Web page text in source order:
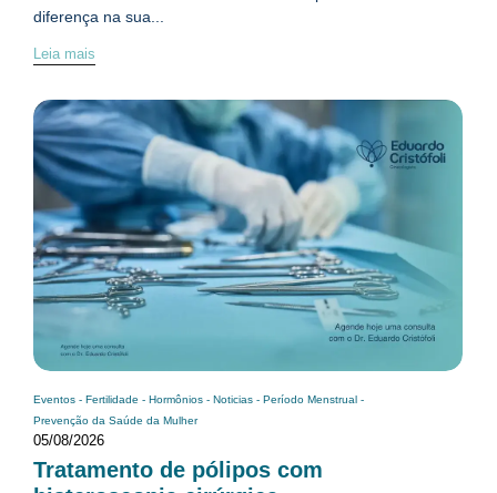
diferença na sua...
Leia mais
Eventos - Fertilidade - Hormônios - Noticias - Período Menstrual -
Prevenção da Saúde da Mulher
05/08/2026
Tratamento de pólipos com